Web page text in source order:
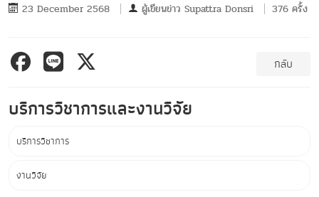
23 December 2568 ผู้เขียนข่าว Supattra Donsri 376 ครั้ง
กลับ
บริการวิชาการและงานวิจัย
บริการวิชาการ
งานวิจัย